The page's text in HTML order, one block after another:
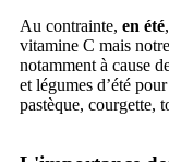
Au contrainte, en été
vitamine C mais notre
notamment à cause
et légumes d’été
pastèque, courgette,